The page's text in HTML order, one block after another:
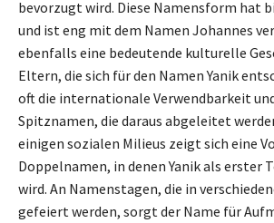
bevorzugt wird. Diese Namensform hat
und ist eng mit dem Namen Johannes
ebenfalls eine bedeutende kulturelle
Eltern, die sich für den Namen Yanik
oft die internationale Verwendbarkeit
Spitznamen, die daraus abgeleitet
einigen sozialen Milieus zeigt sich eine
Doppelnamen, in denen Yanik als erster
wird. An Namenstagen, die in
gefeiert werden, sorgt der Name für